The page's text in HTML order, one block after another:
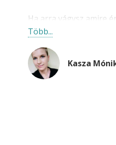
Ha arra vágysz amire
erőd, energiád, egy
bátran vágj bele! Sok
Több...
Kasza